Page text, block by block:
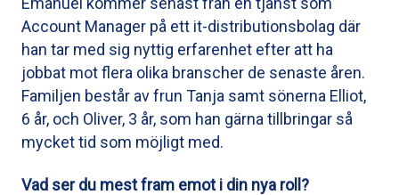
Account Manager på ett it-distributionsbolag där
han tar med sig nyttig erfarenhet efter att ha
jobbat mot flera olika branscher de senaste åren.
Familjen består av frun Tanja samt sönerna Elliot,
6 år, och Oliver, 3 år, som han gärna tillbringar så
mycket tid som möjligt med.
Vad ser du mest fram emot i din nya roll?